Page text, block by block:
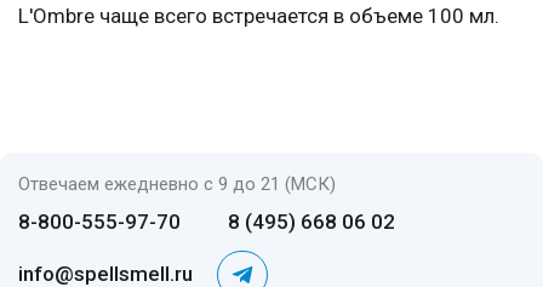
L'Ombre чаще всего встречается в объеме 100 мл.
Отвечаем ежедневно с 9 до 21 (МСК)
8-800-555-97-70 8 (495) 668 06 02
info@spellsmell.ru